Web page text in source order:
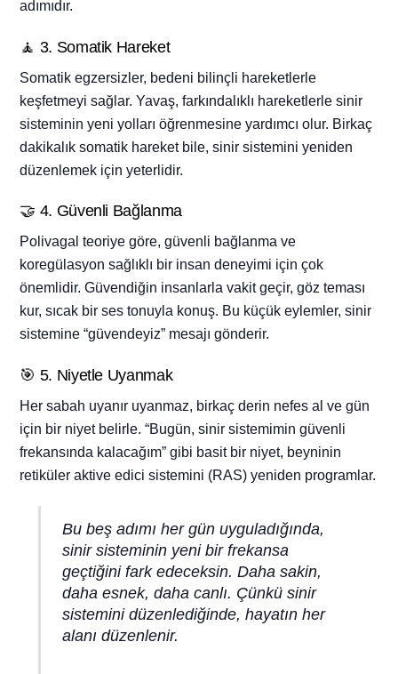
adımıdır.
🧘 3. Somatik Hareket
Somatik egzersizler, bedeni bilinçli hareketlerle
keşfetmeyi sağlar. Yavaş, farkındalıklı hareketlerle sinir
sisteminin yeni yolları öğrenmesine yardımcı olur. Birkaç
dakikalık somatik hareket bile, sinir sistemini yeniden
düzenlemek için yeterlidir.
🤝 4. Güvenli Bağlanma
Polivagal teoriye göre, güvenli bağlanma ve
koregülasyon sağlıklı bir insan deneyimi için çok
önemlidir. Güvendiğin insanlarla vakit geçir, göz teması
kur, sıcak bir ses tonuyla konuş. Bu küçük eylemler, sinir
sistemine “güvendeyiz” mesajı gönderir.
🎯 5. Niyetle Uyanmak
Her sabah uyanır uyanmaz, birkaç derin nefes al ve gün
için bir niyet belirle. “Bugün, sinir sistemimin güvenli
frekansında kalacağım” gibi basit bir niyet, beyninin
retiküler aktive edici sistemini (RAS) yeniden programlar.
Bu beş adımı her gün uyguladığında,
sinir sisteminin yeni bir frekansa
geçtiğini fark edeceksin. Daha sakin,
daha esnek, daha canlı. Çünkü sinir
sistemini düzenlediğinde, hayatın her
alanı düzenlenir.